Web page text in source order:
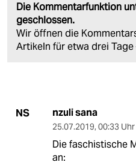
Die Kommentarfunktion
geschlossen.
Wir öffnen die
Artikeln für etwa drei Tage
NS nzuli sana
25.07.2019, 00:33 Uhr
Die faschistische
an: